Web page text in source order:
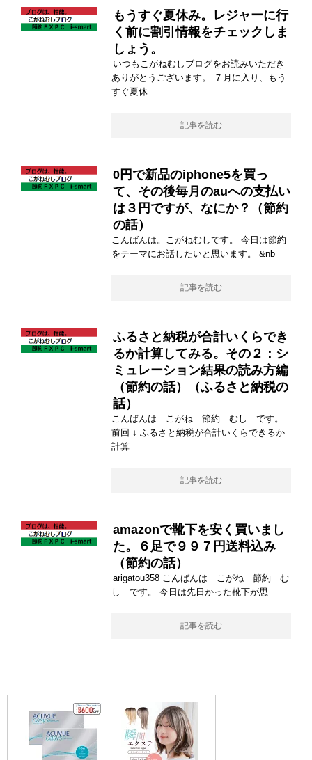
もうすぐ夏休み。レジャーに行
く前に割引情報をチェックしま
しょう。
いつもこがねむしブログをお読みいただき
ありがとうございます。 ７月に入り、もう
すぐ夏休
記事を読む
0円で新品のiphone5を買っ
て、その後毎月のauへの支払い
は３円ですが、なにか？（節約
の話）
こんばんは。こがねむしです。 今日は節約
をテーマにお話したいと思います。 &nb
記事を読む
ふるさと納税が合計いくらでき
るか計算してみる。その２：シ
ミュレーション結果の読み方編
（節約の話）（ふるさと納税の
話）
こんばんは こがね 節約 むし です。
前回 ↓ ふるさと納税が合計いくらできるか
計算
記事を読む
amazonで靴下を安く買いまし
た。６足で９９７円送料込み
（節約の話）
arigatou358 こんばんは こがね 節約 む
し です。 今日は先日かった靴下が思
記事を読む